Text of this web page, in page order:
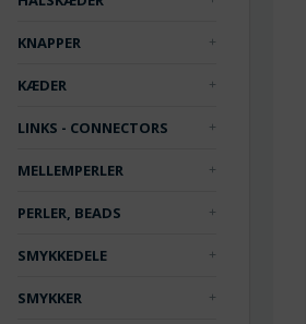
KNAPPER
KÆDER
LINKS - CONNECTORS
MELLEMPERLER
PERLER, BEADS
SMYKKEDELE
SMYKKER